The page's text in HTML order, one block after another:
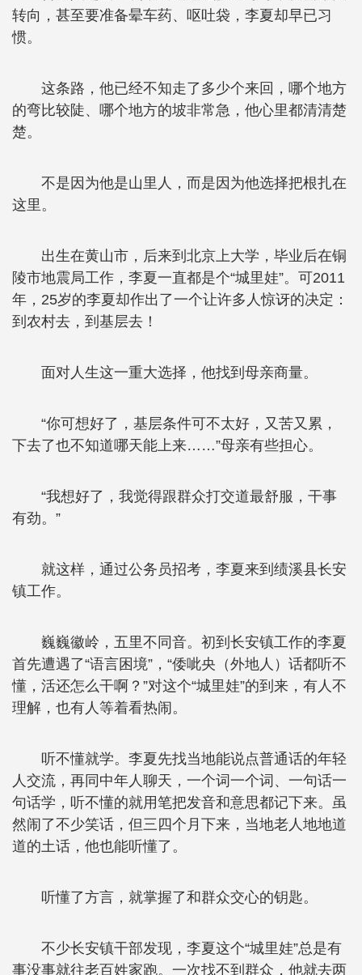
转向，甚至要准备晕车药、呕吐袋，李夏却早已习
惯。
这条路，他已经不知走了多少个来回，哪个地方
的弯比较陡、哪个地方的坡非常急，他心里都清清楚
楚。
不是因为他是山里人，而是因为他选择把根扎在
这里。
出生在黄山市，后来到北京上大学，毕业后在铜
陵市地震局工作，李夏一直都是个“城里娃”。可2011
年，25岁的李夏却作出了一个让许多人惊讶的决定：
到农村去，到基层去！
面对人生这一重大选择，他找到母亲商量。
“你可想好了，基层条件可不太好，又苦又累，
下去了也不知道哪天能上来……”母亲有些担心。
“我想好了，我觉得跟群众打交道最舒服，干事
有劲。”
就这样，通过公务员招考，李夏来到绩溪县长安
镇工作。
巍巍徽岭，五里不同音。初到长安镇工作的李夏
首先遭遇了“语言困境”，“倭呲央（外地人）话都听不
懂，活还怎么干啊？”对这个“城里娃”的到来，有人不
理解，也有人等着看热闹。
听不懂就学。李夏先找当地能说点普通话的年轻
人交流，再同中年人聊天，一个词一个词、一句话一
句话学，听不懂的就用笔把发音和意思都记下来。虽
然闹了不少笑话，但三四个月下来，当地老人地地道
道的土话，他也能听懂了。
听懂了方言，就掌握了和群众交心的钥匙。
不少长安镇干部发现，李夏这个“城里娃”总是有
事没事就往老百姓家跑。一次找不到群众，他就去两